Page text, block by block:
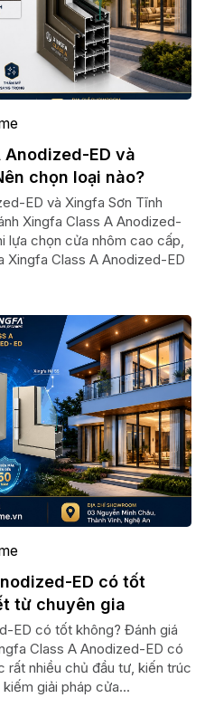
ED và
chọn loại nào?
ED và Xingfa Sơn Tĩnh
Xingfa Class A Anodized-
lựa chọn cửa nhôm cao cấp,
Xingfa Class A Anodized-ED
ED có tốt
từ chuyên gia
ED có tốt không? Đánh giá
Class A Anodized-ED có
nhiều chủ đầu tư, kiến trúc
giải pháp cửa...